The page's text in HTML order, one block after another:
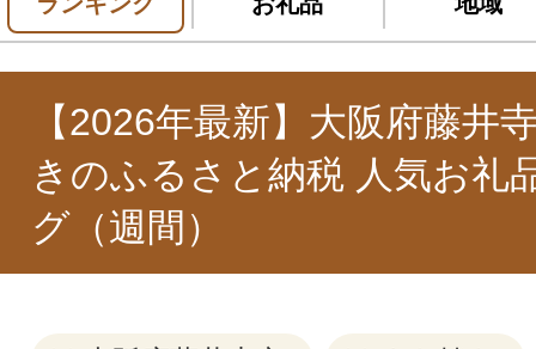
【2026年最新】大阪府藤井
きのふるさと納税 人気お礼
グ（週間）